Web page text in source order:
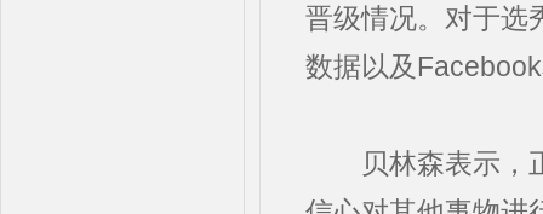
晋级情况。对于选
数据以及
贝林森表示，正